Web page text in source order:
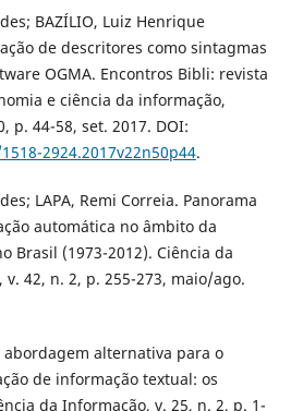
BAZÍLIO, Luiz Henrique
de descritores como sintagmas
OGMA. Encontros Bibli: revista
e ciência da informação,
p. 44-58, set. 2017. DOI:
2924.2017v22n50p44.
LAPA, Remi Correia. Panorama
automática no âmbito da
Brasil (1973-2012). Ciência da
42, n. 2, p. 255-273, maio/ago.
abordagem alternativa para o
de informação textual: os
da Informação, v. 25, n. 2, p. 1-